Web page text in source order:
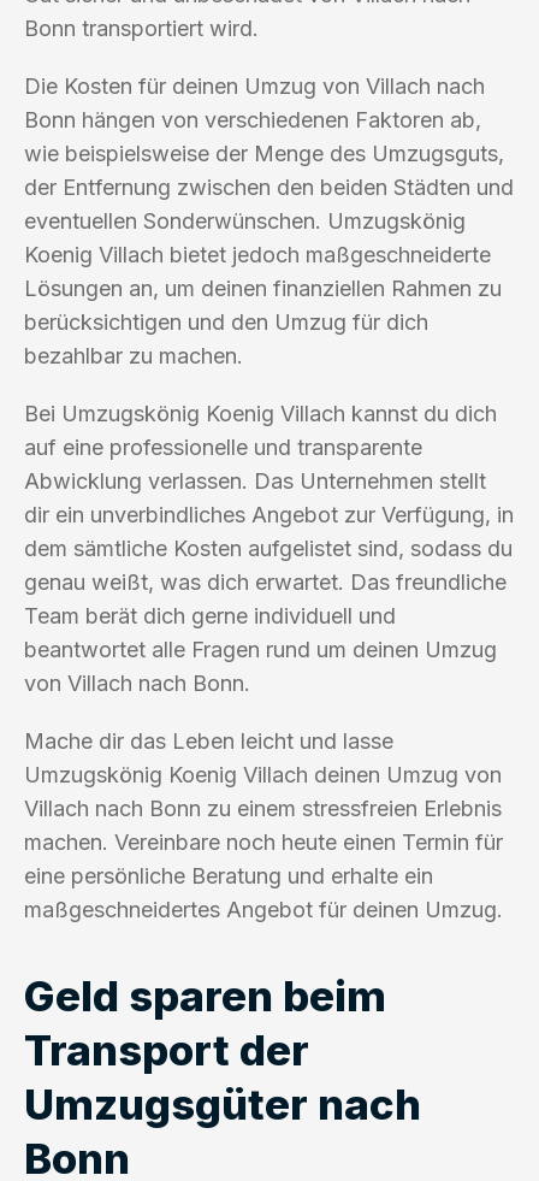
Bonn transportiert wird.
Die Kosten für deinen Umzug von Villach nach
Bonn hängen von verschiedenen Faktoren ab,
wie beispielsweise der Menge des Umzugsguts,
der Entfernung zwischen den beiden Städten und
eventuellen Sonderwünschen. Umzugskönig
Koenig Villach bietet jedoch maßgeschneiderte
Lösungen an, um deinen finanziellen Rahmen zu
berücksichtigen und den Umzug für dich
bezahlbar zu machen.
Bei Umzugskönig Koenig Villach kannst du dich
auf eine professionelle und transparente
Abwicklung verlassen. Das Unternehmen stellt
dir ein unverbindliches Angebot zur Verfügung, in
dem sämtliche Kosten aufgelistet sind, sodass du
genau weißt, was dich erwartet. Das freundliche
Team berät dich gerne individuell und
beantwortet alle Fragen rund um deinen Umzug
von Villach nach Bonn.
Mache dir das Leben leicht und lasse
Umzugskönig Koenig Villach deinen Umzug von
Villach nach Bonn zu einem stressfreien Erlebnis
machen. Vereinbare noch heute einen Termin für
eine persönliche Beratung und erhalte ein
maßgeschneidertes Angebot für deinen Umzug.
Geld sparen beim
Transport der
Umzugsgüter nach
Bonn